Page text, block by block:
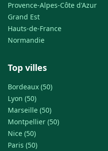
Provence-Alpes-Côte d'Azur
Grand Est
Hauts-de-France
Normandie
Top villes
Bordeaux (50)
Lyon (50)
Marseille (50)
Montpellier (50)
Nice (50)
Paris (50)